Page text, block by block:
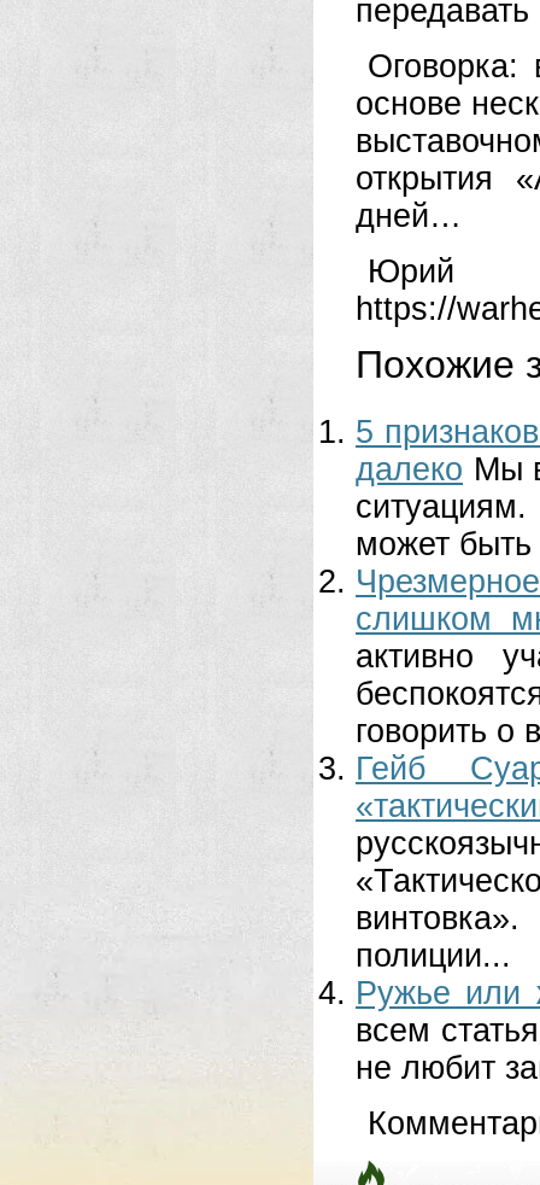
Оговорка:
основе
открытия
дней…
Юрий
https://
Похожие
5
далеко Мы
может
слишком
активно
говорить о
Гейб
полиции...
Ружье или
всем
не любит